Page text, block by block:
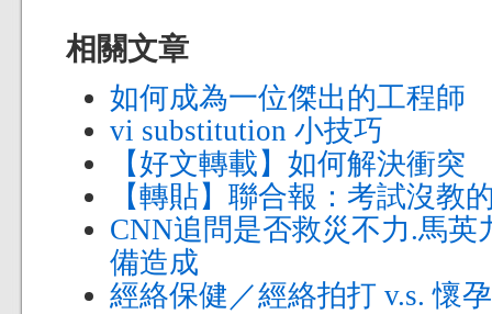
相關文章
如何成為一位傑出的工程師
vi substitution 小技巧
【好文轉載】如何解決衝突
【轉貼】聯合報：考試沒教
CNN追問是否救災不力.馬
備造成
經絡保健／經絡拍打 v.s. 懷孕